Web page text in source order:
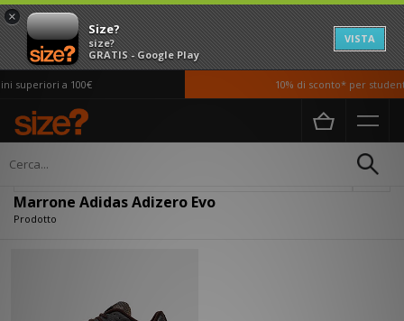
×
Size?
size?
GRATIS - Google Play
VISTA
superiori a 100€ 10% di sconto* per
Home Marrone Adidas Adizero Evo
Marrone Adidas Adizero Evo
Prodotto